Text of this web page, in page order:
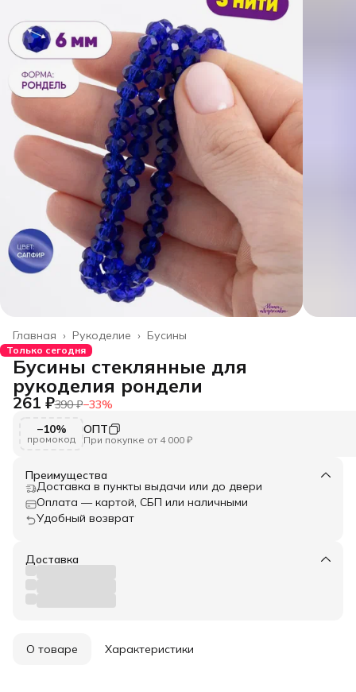
Бусины
Рукоделие ›
Главная ›
Только сегодня
Бусины стеклянные для
рукоделия рондели
261 ₽390 ₽−33%
−10%
промокод
ОПТ
При покупке от 4 000 ₽
Преимущества
Доставка в пункты выдачи или до двери
Оплата — картой, СБП или наличными
Удобный возврат
Доставка
О товаре Характеристики